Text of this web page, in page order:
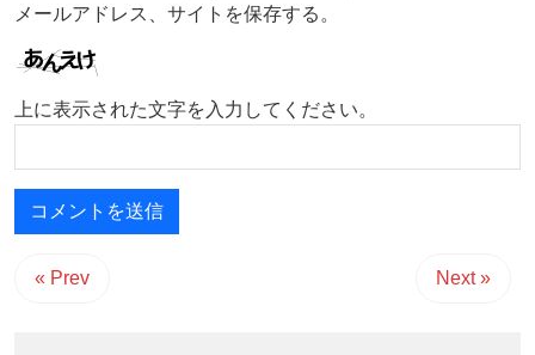
メールアドレス、サイトを保存する。
上に表示された文字を入力してください。
« Prev Next »